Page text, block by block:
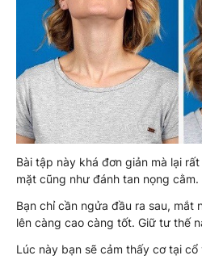
Bài tập này khá đơn giản mà lại
mặt cũng như đánh tan nọng cằm.
Bạn chỉ cần ngửa đầu ra sau, mắt
lên càng cao càng tốt. Giữ tư thế
Lúc này bạn sẽ cảm thấy cơ tại cổ